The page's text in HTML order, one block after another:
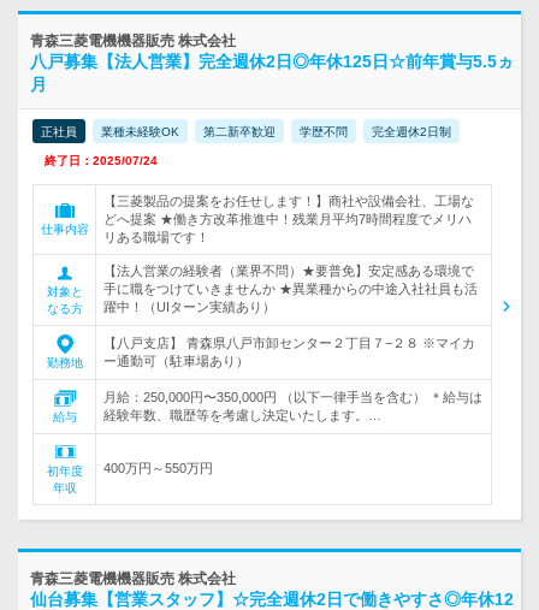
青森三菱電機機器販売 株式会社
八戸募集【法人営業】完全週休2日◎年休125日☆前年賞与5.5ヵ
月
正社員 業種未経験OK 第二新卒歓迎 学歴不問 完全週休2日制
終了日：2025/07/24
仕事内容
【三菱製品の提案をお任せします！】商社や設備会社、工場な
どへ提案 ★働き方改革推進中！残業月平均7時間程度でメリハ
リある職場です！
対象と
なる方
【法人営業の経験者（業界不問）★要普免】安定感ある環境で
手に職をつけていきませんか ★異業種からの中途入社社員も活
躍中！（UIターン実績あり）
勤務地
【八戸支店】 青森県八戸市卸センター２丁目７−２８ ※マイカ
ー通勤可（駐車場あり）
給与
月給：250,000円〜350,000円 （以下一律手当を含む） ＊給与は
経験年数、職歴等を考慮し決定いたします。…
初年度
年収
400万円～550万円
青森三菱電機機器販売 株式会社
仙台募集【営業スタッフ】☆完全週休2日で働きやすさ◎年休12